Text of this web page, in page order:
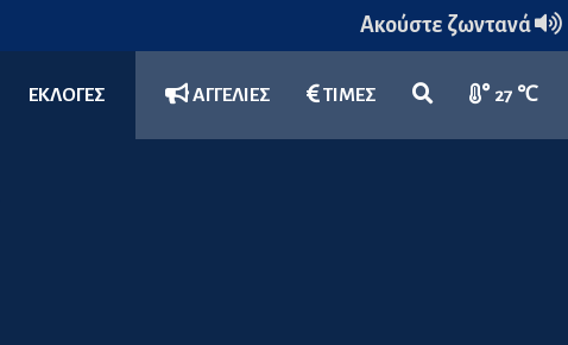
Ακούστε ζωντανά
ΕΚΛΟΓΕΣ ΑΓΓΕΛΙΕΣ ΤΙΜΕΣ 27 ℃